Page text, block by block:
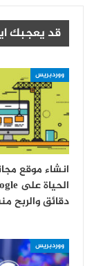
قد يعجبك
ووردبريس
انشاء موقع
دقائق والربح
ووردبريس